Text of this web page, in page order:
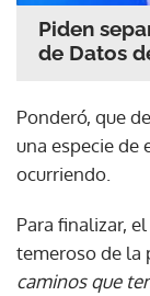
Piden
de Datos
Ponderó, que
una especie de
ocurriendo.
Para finalizar,
temeroso de la
caminos que